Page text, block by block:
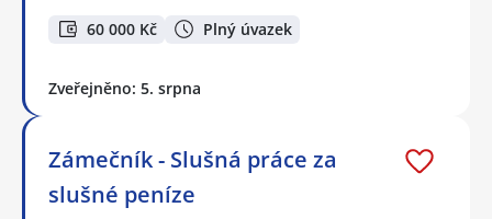
60 000 Kč Plný úvazek
Zveřejněno: 5. srpna
Zámečník - Slušná práce za
slušné peníze